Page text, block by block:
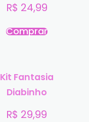
R$ 24,99
Comprar
Kit Fantasia
Diabinho
R$ 29,99